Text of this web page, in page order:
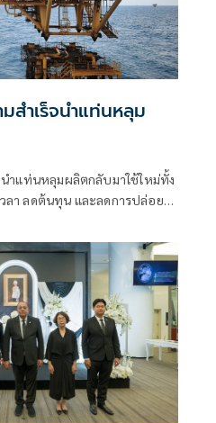
สำเร็จนำแท่นหลุม
ำแท่นหลุมผลิตกลับมาใช้ใหม่ทั้ง
วลา ลดต้นทุน และลดการปล่อย